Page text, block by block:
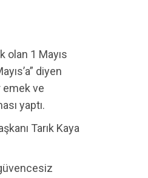
olan 1 Mayıs
diyen
emek ve
yaptı.
Tarık Kaya